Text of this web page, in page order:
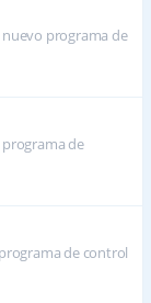
programa de
de
de control